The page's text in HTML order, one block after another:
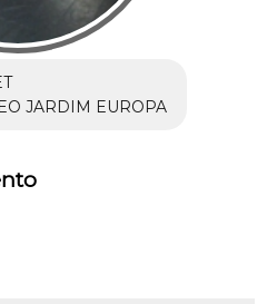
JARDIM EUROPA